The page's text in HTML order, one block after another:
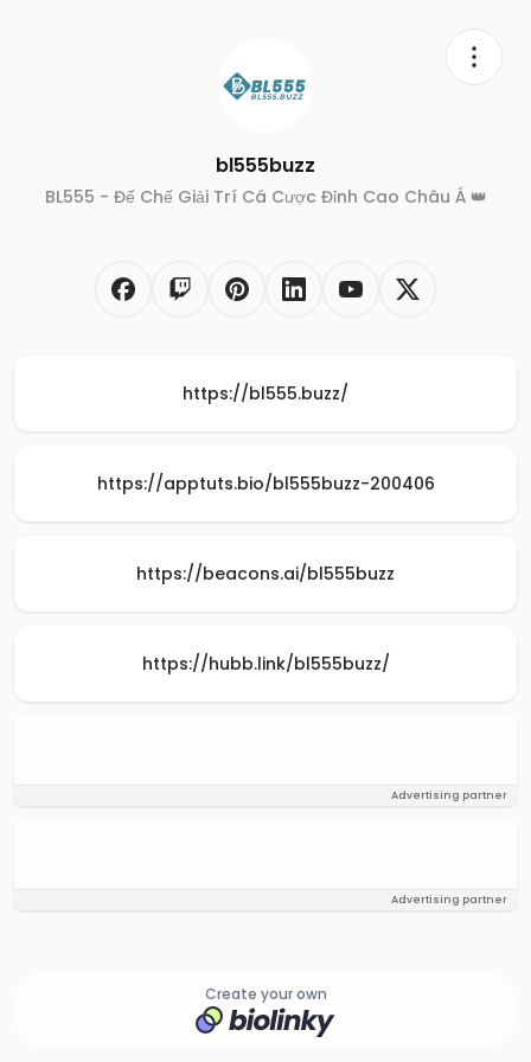
bl555buzz
BL555 - Đế Chế Giải Trí Cá Cược Đỉnh Cao Châu Á 👑
https://bl555.buzz/
https://apptuts.bio/bl555buzz-200406
https://beacons.ai/bl555buzz
https://hubb.link/bl555buzz/
Advertising partner
Advertising partner
Create your own